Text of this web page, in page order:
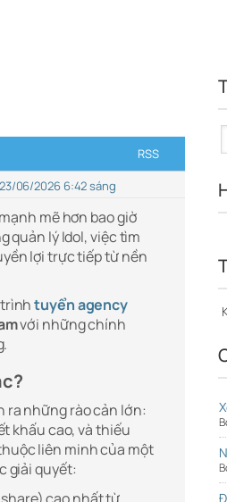
RSS
23/06/2026 6:42 sáng
mẽ hơn bao giờ
quản lý Idol, việc tìm
lợi trực tiếp từ nền
trìnhtuyển agency
với những chính
ra những rào cản lớn:
khấu cao, và thiếu
liên minh của một
giải quyết: